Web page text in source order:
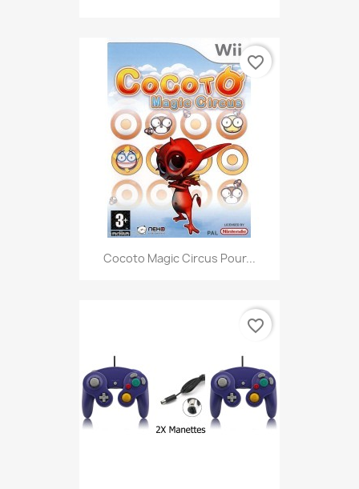
Cocoto Magic Circus Pour...
favorite_border
favorite_border